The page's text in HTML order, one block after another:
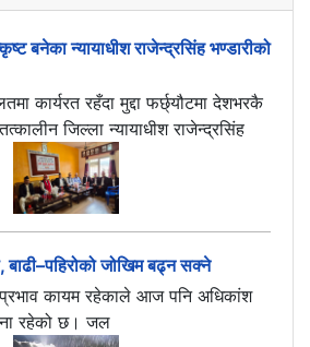
बनेका न्यायाधीश राजेन्द्रसिंह भण्डारीको
कार्यरत रहँदा मुद्दा फर्छ्यौटमा देशभरकै
जिल्ला न्यायाधीश राजेन्द्रसिंह
बाढी–पहिरोको जोखिम बढ्न सक्ने
कायम रहेकाले आज पनि अधिकांश
रहेको छ। जल